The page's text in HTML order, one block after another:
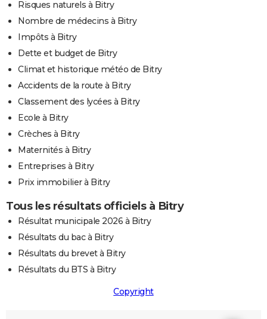
Risques naturels à Bitry
Nombre de médecins à Bitry
Impôts à Bitry
Dette et budget de Bitry
Climat et historique météo de Bitry
Accidents de la route à Bitry
Classement des lycées à Bitry
Ecole à Bitry
Crèches à Bitry
Maternités à Bitry
Entreprises à Bitry
Prix immobilier à Bitry
Tous les résultats officiels à Bitry
Résultat municipale 2026 à Bitry
Résultats du bac à Bitry
Résultats du brevet à Bitry
Résultats du BTS à Bitry
Copyright